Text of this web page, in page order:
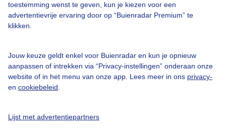
toestemming wenst te geven, kun je kiezen voor een
advertentievrije ervaring door op “Buienradar Premium” te
klikken.
Jouw keuze geldt enkel voor Buienradar en kun je opnieuw
aanpassen of intrekken via “Privacy-instellingen” onderaan onze
website of in het menu van onze app. Lees meer in ons privacy-
en cookiebeleid
Lijst met advertentiepartners
Gebruikersvoorwaarden
Adverteren
Privacy beleid
Cookie beleid